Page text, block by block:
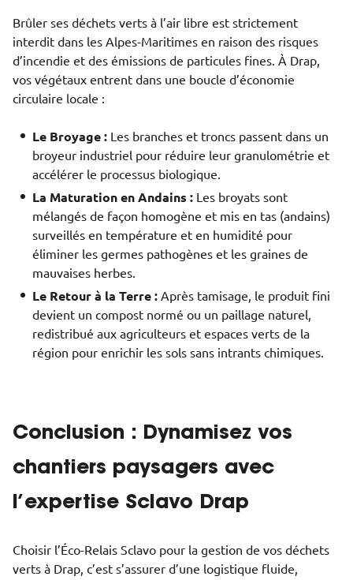
Brûler ses déchets verts à l’air libre est strictement
interdit dans les Alpes-Maritimes en raison des risques
d’incendie et des émissions de particules fines. À Drap,
vos végétaux entrent dans une boucle d’économie
circulaire locale :
Le Broyage : Les branches et troncs passent dans un
broyeur industriel pour réduire leur granulométrie et
accélérer le processus biologique.
La Maturation en Andains : Les broyats sont
mélangés de façon homogène et mis en tas (andains)
surveillés en température et en humidité pour
éliminer les germes pathogènes et les graines de
mauvaises herbes.
Le Retour à la Terre : Après tamisage, le produit fini
devient un compost normé ou un paillage naturel,
redistribué aux agriculteurs et espaces verts de la
région pour enrichir les sols sans intrants chimiques.
Conclusion : Dynamisez vos
chantiers paysagers avec
l’expertise Sclavo Drap
Choisir l’Éco-Relais Sclavo pour la gestion de vos déchets
verts à Drap, c’est s’assurer d’une logistique fluide,